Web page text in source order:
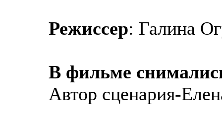
Режиссер: Галина
В фильме
Автор сценария-